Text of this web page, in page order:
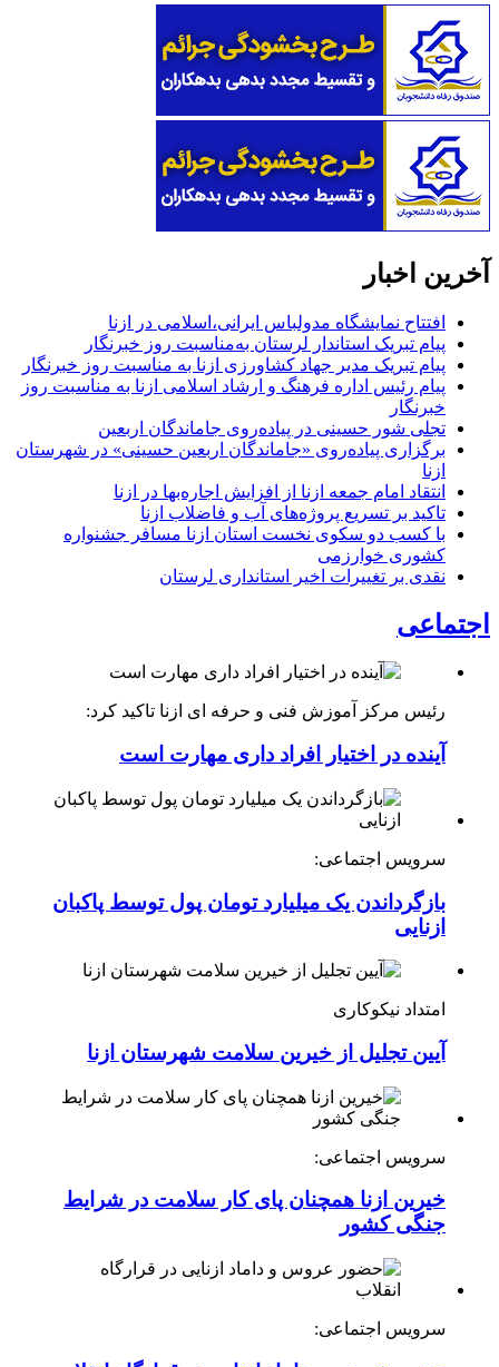
آخرین اخبار
افتتاح نمایشگاه مدولباس ایرانی،اسلامی در ازنا
پیام تبریک استاندار لرستان به‌مناسبت روز خبرنگار
پیام تبریک مدیر جهاد کشاورزی ازنا به مناسبت روز خبرنگار
پیام رئیس اداره فرهنگ و ارشاد اسلامی ازنا به مناسبت روز
خبرنگار
تجلی شور حسینی در پیاده‌روی جاماندگان اربعین
برگزاری پیاده‌روی «جاماندگان اربعین حسینی» در شهرستان
ازنا
انتقاد امام جمعه ازنا از افزایش اجاره‌بها در ازنا
تاکید بر تسریع پروژه‌های آب و فاضلاب ازنا
با کسب دو سکوی نخست استان ازنا مسافر جشنواره
کشوری خوارزمی
نقدی بر تغییرات اخیر استانداری لرستان
اجتماعی
رئیس مرکز آموزش فنی و حرفه ای ازنا تاکید کرد:
آینده در اختیار افراد داری مهارت است
سرویس اجتماعی:
بازگرداندن یک میلیارد تومان پول توسط پاکبان
ازنایی
امتداد نیکوکاری
آیین تجلیل از خیرین سلامت شهرستان ازنا
سرویس اجتماعی:
خیرین ازنا همچنان پای کار سلامت در شرایط
جنگی کشور
سرویس اجتماعی: